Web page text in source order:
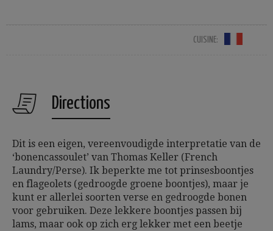
CUISINE:
Directions
Dit is een eigen, vereenvoudigde interpretatie van de
‘bonencassoulet’ van Thomas Keller (French
Laundry/Perse). Ik beperkte me tot prinsesboontjes
en flageolets (gedroogde groene boontjes), maar je
kunt er allerlei soorten verse en gedroogde bonen
voor gebruiken. Deze lekkere boontjes passen bij
lams, maar ook op zich erg lekker met een beetje